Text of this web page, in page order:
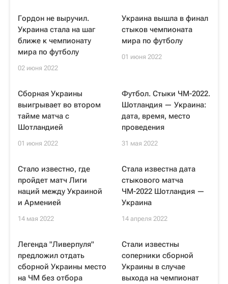
Гордон не выручил.
Украина стала на шаг
ближе к чемпионату
мира по футболу
02 июня 2022
Украина вышла в финал
стыков чемпионата
мира по футболу
01 июня 2022
Сборная Украины
выигрывает во втором
тайме матча с
Шотландией
01 июня 2022
Футбол. Стыки ЧМ-2022.
Шотландия — Украина:
дата, время, место
проведения
31 мая 2022
Стало известно, где
пройдет матч Лиги
наций между Украиной
и Арменией
14 мая 2022
Стала известна дата
стыкового матча
ЧМ-2022 Шотландия —
Украина
14 апреля 2022
Легенда "Ливерпуля"
предложил отдать
сборной Украины место
на ЧМ без отбора
Стали известны
соперники сборной
Украины в случае
выхода на чемпионат